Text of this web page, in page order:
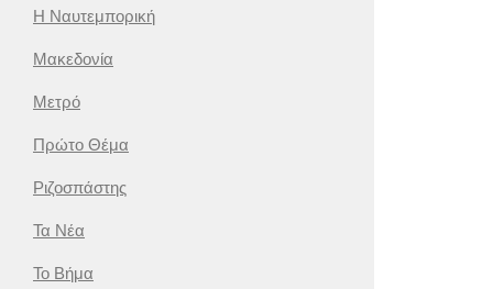
Η Ναυτεμπορική
Μακεδονία
Μετρό
Πρώτο Θέμα
Ριζοσπάστης
Τα Νέα
Το Βήμα